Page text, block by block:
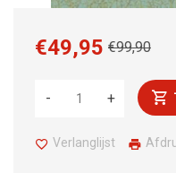
€99,90
€49,95
+
-
Verlanglijst